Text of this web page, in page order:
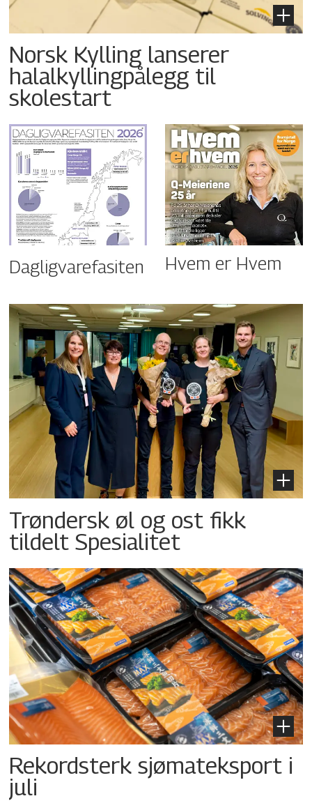
Norsk Kylling lanserer
halalkyllingpålegg til
skolestart
Dagligvarefasiten Hvem er Hvem
Trøndersk øl og ost fikk
tildelt Spesialitet
Rekordsterk sjømateksport i
juli